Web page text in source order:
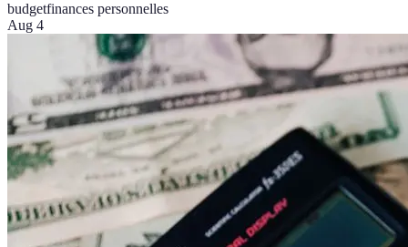
budgetfinances personnelles
Aug 4